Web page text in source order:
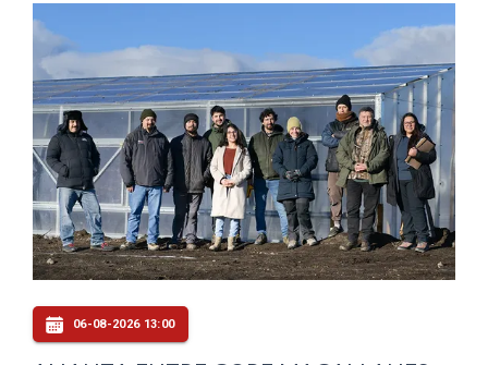
06-08-2026 13:00